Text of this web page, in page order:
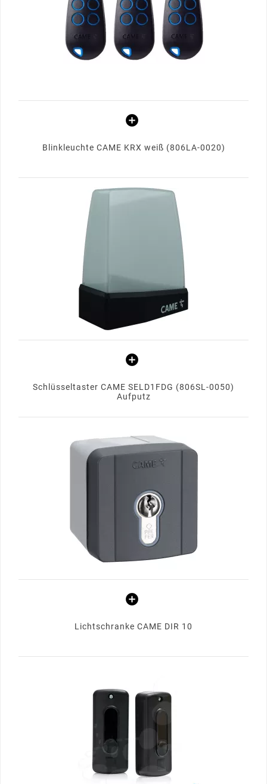
Blinkleuchte CAME KRX weiß (806LA-0020)
Schlüsseltaster CAME SELD1FDG (806SL-0050)
Aufputz
Lichtschranke CAME DIR 10